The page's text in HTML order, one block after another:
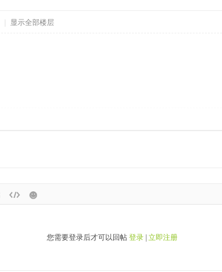
显示全部楼层
您需要登录后才可以回帖 登录| 立即注册